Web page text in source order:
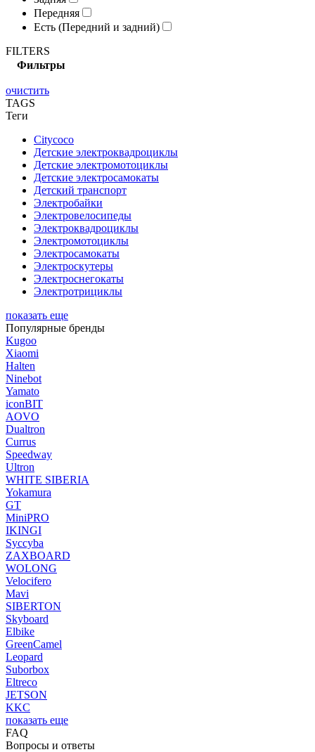
Передняя
Есть (Передний и задний)
FILTERS
Фильтры
очистить
TAGS
Теги
Citycoco
Детские электроквадроциклы
Детские электромотоциклы
Детские электросамокаты
Детский транспорт
Электробайки
Электровелосипеды
Электроквадроциклы
Электромотоциклы
Электросамокаты
Электроскутеры
Электроснегокаты
Электротрициклы
показать еще
Популярные бренды
Kugoo
Xiaomi
Halten
Ninebot
Yamato
iconBIT
AOVO
Dualtron
Currus
Speedway
Ultron
WHITE SIBERIA
Yokamura
GT
MiniPRO
IKINGI
Syccyba
ZAXBOARD
WOLONG
Velocifero
Mavi
SIBERTON
Skyboard
Elbike
GreenCamel
Leopard
Suborbox
Eltreco
JETSON
KKC
показать еще
FAQ
Вопросы и ответы